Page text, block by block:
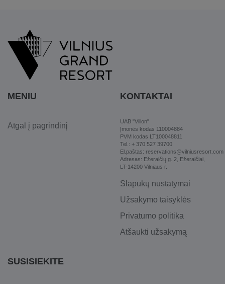
MENIU
Atgal į pagrindinį
KONTAKTAI
UAB "Villon"
Įmonės kodas 110004884
PVM kodas LT100048811
Tel.: + 370 527 39700
El.paštas: reservations@vilniusresort.com
Adresas: Ežeraičių g. 2, Ežeraičiai,
LT-14200 Vilniaus r.
Slapukų nustatymai
Užsakymo taisyklės
Privatumo politika
Atšaukti užsakymą
SUSISIEKITE